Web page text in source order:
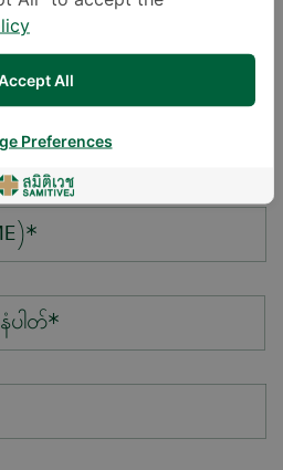
All
Preferences